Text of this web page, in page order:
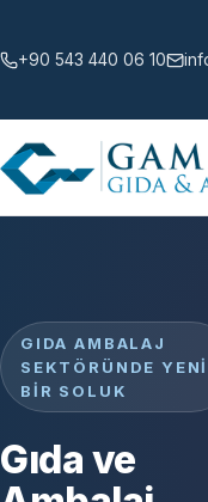
+90 543 440 06 10
GIDA AMBALAJ
SEKTÖRÜNDE YENI
BIR SOLUK
Gıda ve